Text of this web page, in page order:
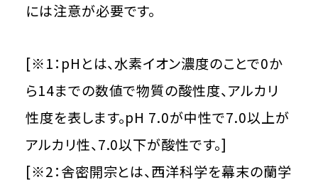
には注意が必要です。
[※1：pHとは、水素イオン濃度のことで0か
ら14までの数値で物質の酸性度、アルカリ
性度を表します。pH 7.0が中性で7.0以上が
アルカリ性、7.0以下が酸性です。]
[※2：舎密開宗とは、西洋科学を幕末の蘭学